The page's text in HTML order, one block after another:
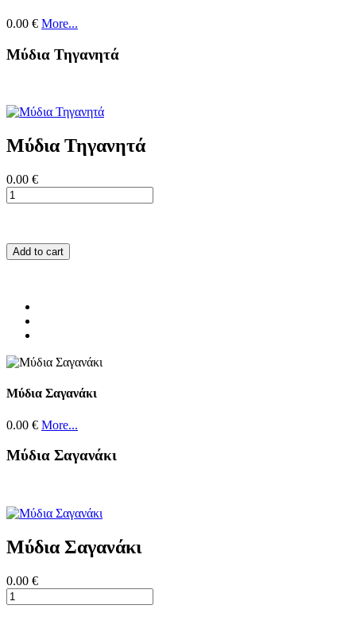
0.00 € More...
Μύδια Τηγανητά
Μύδια Τηγανητά
0.00 €
Add to cart
Μύδια Σαγανάκι
0.00 € More...
Μύδια Σαγανάκι
Μύδια Σαγανάκι
0.00 €